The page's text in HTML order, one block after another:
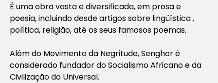
É uma obra vasta e diversificada, em prosa e
poesia, incluindo desde artigos sobre lingüística ,
política, religião, até os seus famosos poemas.
Além do Movimento da Negritude, Senghor é
considerado fundador do Socialismo Africano e da
Civilização do Universal.